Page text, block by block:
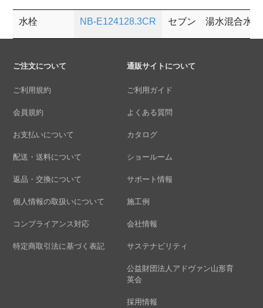
水栓 NB-E124128.3CR セブン 湯水混合水
ご注文について
ご利用規約
会員規約
お支払いについて
配送・送料について
返品・交換について
個人情報の取扱いについて
コンプライアンス対応
特定商取引法に基づく表記
通販サイトについて
ご利用ガイド
よくある質問
カタログ
ショールーム
サポート情報
施工例
会社情報
サステナビリティ
公益財団法人アドヴァン山形育
英会
採用情報